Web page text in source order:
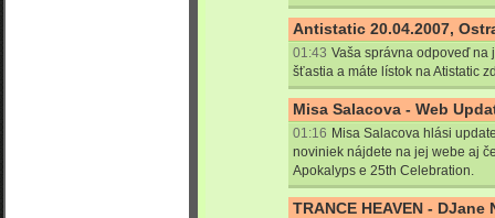
Antistatic 20.04.2007,
01:43 Vaša správna odpoveď na
šťastia a máte lístok na Atistatic
Misa Salacova - Web
01:16 Misa Salacova hlási
noviniek nájdete na jej webe aj
Apokalyps e 25th Celebration.
TRANCE HEAVEN -